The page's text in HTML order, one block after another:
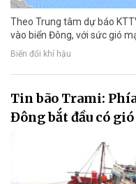
Theo Trung tâm dự báo
vào biển Đông, với sức gió
Biến đổi khí hậu
Tin bão Trami:
Đông bắt đầu có